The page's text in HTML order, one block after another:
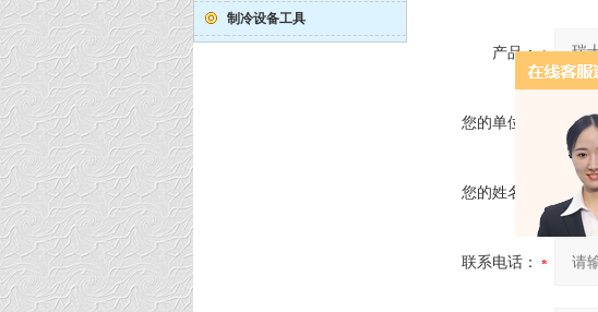
制冷设备工具
产品：
您的单位：
您的姓名：
联系电话：